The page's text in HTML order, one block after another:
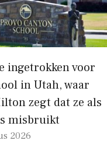
ingetrokken voor
in Utah, waar
zegt dat ze als
misbruikt
2026